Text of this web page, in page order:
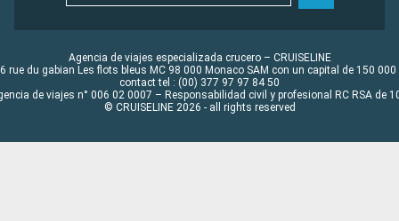
Agencia de viajes especializada crucero – CRUISELINE
rue du gabian Les flots bleus MC 98 000 Monaco SAM con un capital de 150 000
contact tel : (00) 377 97 97 84 50
de viajes n° 006 02 0007 – Responsabilidad civil y profesional RC RSA de
© CRUISELINE 2026 - all rights reserved